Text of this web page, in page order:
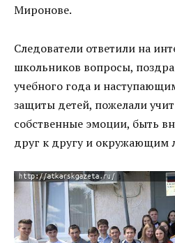
Миронове.
Следователи ответили на
школьников вопросы,
учебного года и
защиты детей, пожелали
собственные эмоции, быть
друг к другу и окружающим